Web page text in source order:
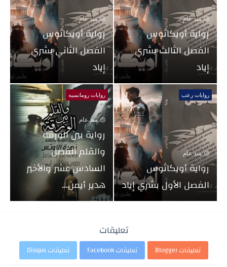
منذ عام
رواية أويكاثوس
الفصل الثالث بشري
إياد
منذ عام
رواية أويكاثوس
الفصل الثاني بشري
إياد
روايات رعب
منذ عام
رواية أويكاثوس
الفصل الأول بشري إياد
روايات رومانسيه
منذ عام
رواية بين الورقة
والقلم الفصل
السادس عشر والأخير
هدير أيمن...
تعليقات
تعليقات Blogger تعليقات Facebook تعليقات Disqus